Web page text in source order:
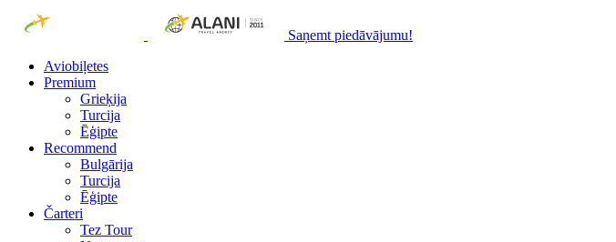
Saņemt piedāvājumu!
Aviobiļetes
Premium
Grieķija
Turcija
Ēģipte
Recommend
Bulgārija
Turcija
Ēģipte
Čarteri
Tez Tour